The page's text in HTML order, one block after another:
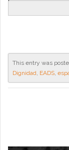
This entry was
Dignidad EADS